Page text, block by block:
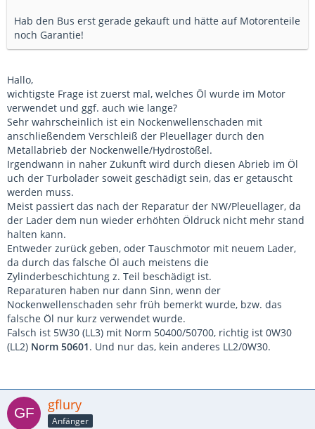
Hab den Bus erst gerade gekauft und hätte auf Motorenteile
noch Garantie!
Hallo,
wichtigste Frage ist zuerst mal, welches Öl wurde im Motor
verwendet und ggf. auch wie lange?
Sehr wahrscheinlich ist ein Nockenwellenschaden mit
anschließendem Verschleiß der Pleuellager durch den
Metallabrieb der Nockenwelle/Hydrostößel.
Irgendwann in naher Zukunft wird durch diesen Abrieb im Öl
uch der Turbolader soweit geschädigt sein, das er getauscht
werden muss.
Meist passiert das nach der Reparatur der NW/Pleuellager, da
der Lader dem nun wieder erhöhten Öldruck nicht mehr stand
halten kann.
Entweder zurück geben, oder Tauschmotor mit neuem Lader,
da durch das falsche Öl auch meistens die
Zylinderbeschichtung z. Teil beschädigt ist.
Reparaturen haben nur dann Sinn, wenn der
Nockenwellenschaden sehr früh bemerkt wurde, bzw. das
falsche Öl nur kurz verwendet wurde.
Falsch ist 5W30 (LL3) mit Norm 50400/50700, richtig ist 0W30
(LL2) Norm 50601. Und nur das, kein anderes LL2/0W30.
gflury
Anfänger